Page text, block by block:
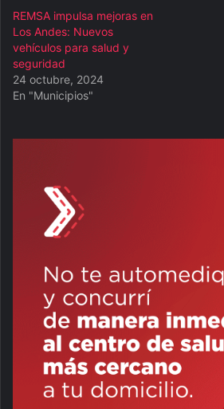
REMSA impulsa mejoras en
Los Andes: Nuevos
vehículos para salud y
seguridad
24 octubre, 2024
En "Municipios"